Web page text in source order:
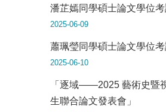
潘芷嫣同學碩士論文學位
2025-06-09
蕭珮瑩同學碩士論文學位
2025-06-10
「逐域——2025 藝術史暨
生聯合論文發表會」